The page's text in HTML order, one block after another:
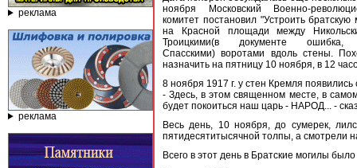
реклама
реклама
ноября Московский Военно-
комитет постановил "Устроить братскую
на Красной площади между
Троицкими(в документе ошибка,
Спасскими) воротами вдоль стены.
назначить на пятницу 10 ноября, в 12
8 ноября 1917 г. у стен Кремля
- Здесь, в этом священном месте, в
будет покоиться наш царь - НАРОД... -
Весь день, 10 ноября, до сумерек,
пятидесятитысячной толпы, а смотрели
Всего в этот день в Братские могилы